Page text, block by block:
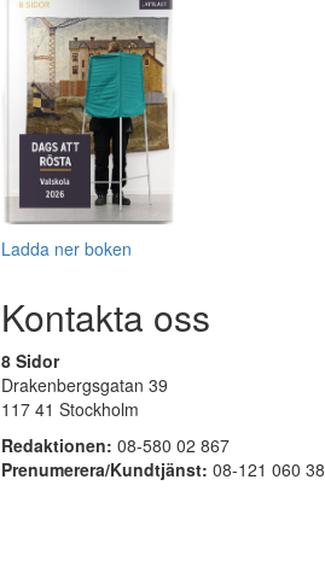
Ladda ner boken
Kontakta oss
8 Sidor
Drakenbergsgatan 39
117 41 Stockholm
Redaktionen: 08-580 02 867
Prenumerera/Kundtjänst: 08-121 060 38